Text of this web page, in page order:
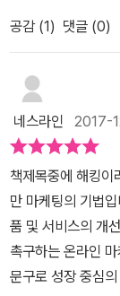
분위기에 매우 잘
직접 소통하는 기
비자와의 소통 일
다)이 탄생할 수 있
니다. 이른바 work
고 전단지 뿌리고
은 믿음도 한때 널
이들(회사들)도 많
수에게 '도달'할 수
여러가지 변화를
들였다. 그로스해
술술 읽을 수 있고
진 책 같다. 옆에
다.어떤 종류의 일
이니 읽어보실 것을
'Must Have' 기법
파악해보는 단계
험을 많이 하면 할
할 수 있다는 것이
터를 모으는 작업
위해 다양한 실험
케팅 관련 서적들
팅 기법 중 하나에
꼽힌 저자의 모든
파악하고, 더 효과
효용을 추구하는
션 엘리스가 만든
션 앨리스가 쓴 마
방문객이 많은 포
경제적인 이익을
친구 추천을 통해
다.클라우드 저장
하고, 다른 친구들
정말 대단히 멋진
크 마케팅으로 볼
공감 (1) 댓글 (0)
네스라인 2017-
책제목중에 해킹이
만 마케팅의 기법
품 및 서비스의 개
촉구하는 온라인
문구로 성장 중심